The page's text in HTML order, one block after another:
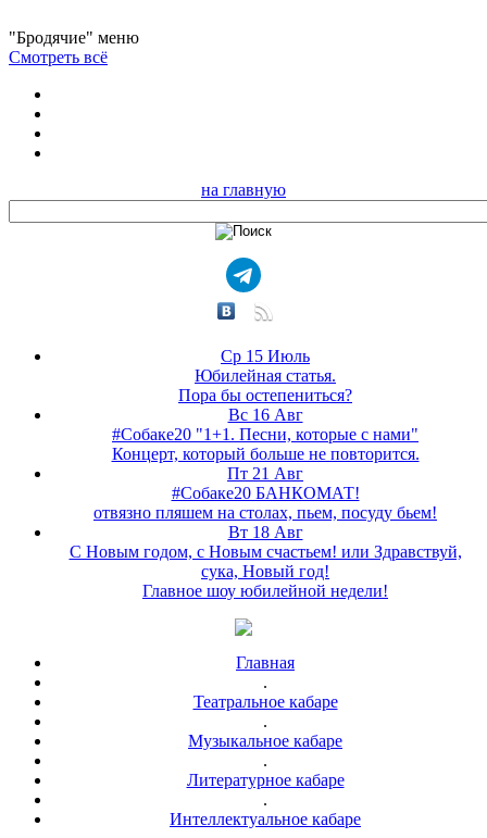
"Бродячие" меню
Смотреть всё
на главную
Ср 15 Июль
Юбилейная статья.
Пора бы остепениться?
Вс 16 Авг
#Собаке20 "1+1. Песни, которые с нами"
Концерт, который больше не повторится.
Пт 21 Авг
#Собаке20 БАНКОМАТ!
отвязно пляшем на столах, пьем, посуду бьем!
Вт 18 Авг
С Новым годом, с Новым счастьем! или Здравствуй,
сука, Новый год!
Главное шоу юбилейной недели!
Главная
.
Театральное кабаре
.
Музыкальное кабаре
.
Литературное кабаре
.
Интеллектуальное кабаре